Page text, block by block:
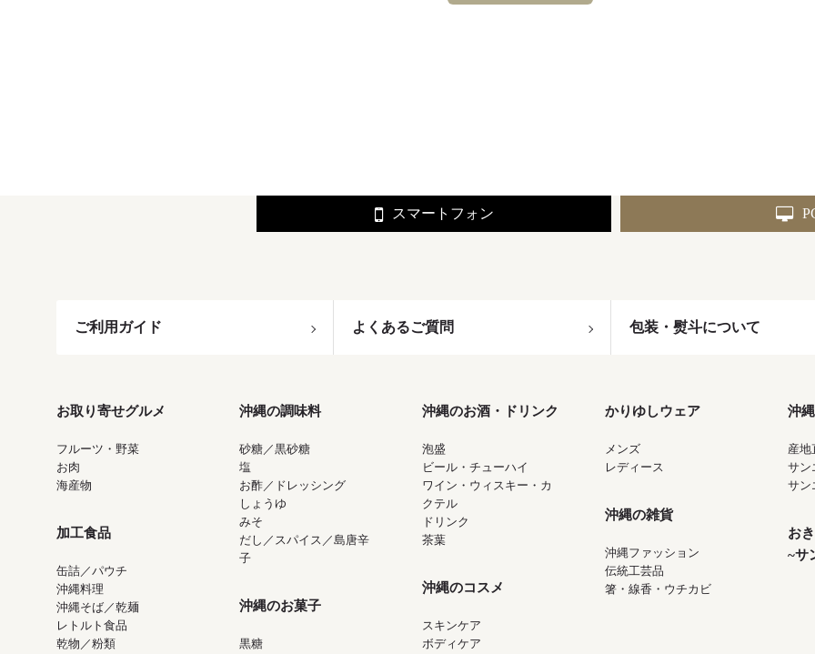
スマートフォン
ご利用ガイド よくあるご質問 包装・熨斗について
お取り寄せグルメ
フルーツ・野菜
お肉
海産物
加工食品
缶詰／パウチ
沖縄料理
沖縄そば／乾麺
レトルト食品
乾物／粉類
沖縄の調味料
砂糖／黒砂糖
塩
お酢／ドレッシング
しょうゆ
みそ
だし／スパイス／島唐辛
子
沖縄のお菓子
黒糖
沖縄のお酒・ドリンク
泡盛
ビール・チューハイ
ワイン・ウィスキー・カ
クテル
ドリンク
茶葉
沖縄のコスメ
スキンケア
ボディケア
かりゆしウェア
メンズ
レディース
沖縄の雑貨
沖縄ファッション
伝統工芸品
箸・線香・ウチカビ
沖
産地
サン
サン
お
~サ